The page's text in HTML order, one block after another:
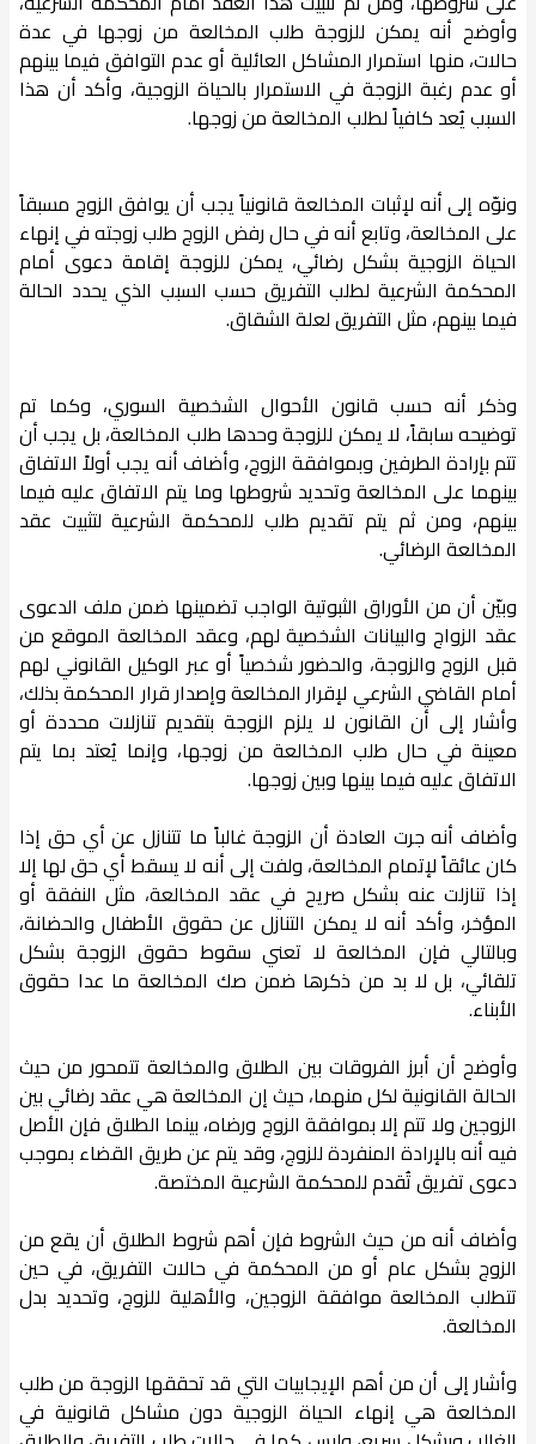
وأوضح أنه يمكن للزوجة طلب المخالعة من زوجها في عدة
حالات، منها استمرار المشاكل العائلية أو عدم التوافق فيما بينهم
أو عدم رغبة الزوجة في الاستمرار بالحياة الزوجية، وأكد أن هذا
السبب يُعد كافياً لطلب المخالعة من زوجها.
ونوّه إلى أنه لإثبات المخالعة قانونياً يجب أن يوافق الزوج مسبقاً
على المخالعة، وتابع أنه في حال رفض الزوج طلب زوجته في إنهاء
الحياة الزوجية بشكل رضائي، يمكن للزوجة إقامة دعوى أمام
المحكمة الشرعية لطلب التفريق حسب السبب الذي يحدد الحالة
فيما بينهم، مثل التفريق لعلة الشقاق.
وذكر أنه حسب قانون الأحوال الشخصية السوري، وكما تم
توضيحه سابقاً، لا يمكن للزوجة وحدها طلب المخالعة، بل يجب أن
تتم بإرادة الطرفين وبموافقة الزوج، وأضاف أنه يجب أولاً الاتفاق
بينهما على المخالعة وتحديد شروطها وما يتم الاتفاق عليه فيما
بينهم، ومن ثم يتم تقديم طلب للمحكمة الشرعية لتثبيت عقد
المخالعة الرضائي.
وبيّن أن من الأوراق الثبوتية الواجب تضمينها ضمن ملف الدعوى
عقد الزواج والبيانات الشخصية لهم، وعقد المخالعة الموقع من
قبل الزوج والزوجة، والحضور شخصياً أو عبر الوكيل القانوني لهم
أمام القاضي الشرعي لإقرار المخالعة وإصدار قرار المحكمة بذلك،
وأشار إلى أن القانون لا يلزم الزوجة بتقديم تنازلات محددة أو
معينة في حال طلب المخالعة من زوجها، وإنما يُعتد بما يتم
الاتفاق عليه فيما بينها وبين زوجها.
وأضاف أنه جرت العادة أن الزوجة غالباً ما تتنازل عن أي حق إذا
كان عائقاً لإتمام المخالعة، ولفت إلى أنه لا يسقط أي حق لها إلا
إذا تنازلت عنه بشكل صريح في عقد المخالعة، مثل النفقة أو
المؤخر، وأكد أنه لا يمكن التنازل عن حقوق الأطفال والحضانة،
وبالتالي فإن المخالعة لا تعني سقوط حقوق الزوجة بشكل
تلقائي، بل لا بد من ذكرها ضمن صك المخالعة ما عدا حقوق
الأبناء.
وأوضح أن أبرز الفروقات بين الطلاق والمخالعة تتمحور من حيث
الحالة القانونية لكل منهما، حيث إن المخالعة هي عقد رضائي بين
الزوجين ولا تتم إلا بموافقة الزوج ورضاه، بينما الطلاق فإن الأصل
فيه أنه بالإرادة المنفردة للزوج، وقد يتم عن طريق القضاء بموجب
دعوى تفريق تُقدم للمحكمة الشرعية المختصة.
وأضاف أنه من حيث الشروط فإن أهم شروط الطلاق أن يقع من
الزوج بشكل عام أو من المحكمة في حالات التفريق، في حين
تتطلب المخالعة موافقة الزوجين، والأهلية للزوج، وتحديد بدل
المخالعة.
وأشار إلى أن من أهم الإيجابيات التي قد تحققها الزوجة من طلب
المخالعة هي إنهاء الحياة الزوجية دون مشاكل قانونية في